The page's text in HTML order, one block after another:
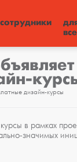
сотрудники
дизайн-курсы
в рамках
значимых